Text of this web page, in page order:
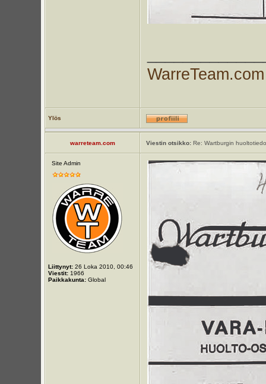
WarreTeam.com
Ylös
warreteam.com Viestin otsikko:Re: Wartburgin
Site Admin
Liittynyt:26 Loka 2010, 00:46
Viestit:1966
Paikkakunta:Global